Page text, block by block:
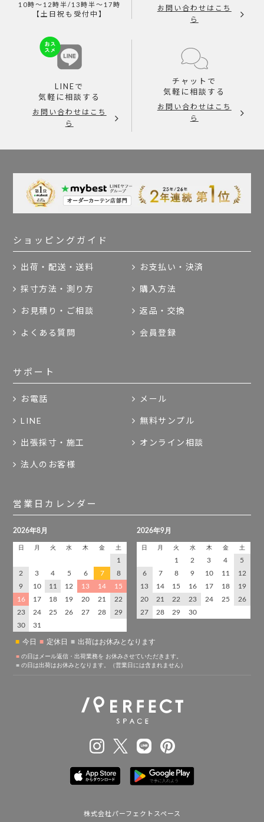
10時～12時半/13時半～17時
【土日祝も受付中】
お問い合わせはこち
ら
LINEで
気軽に相談する
お問い合わせはこち
ら
チャットで
気軽に相談する
お問い合わせはこち
ら
ショッピングガイド
出荷・配送・送料 お支払い・決済
採寸方法・測り方 購入方法
お見積り・ご相談 返品・交換
よくある質問 会員登録
サポート
お電話 メール
LINE 無料サンプル
出張採寸・施工 オンライン相談
法人のお客様
営業日カレンダー
株式会社パーフェクトスペース